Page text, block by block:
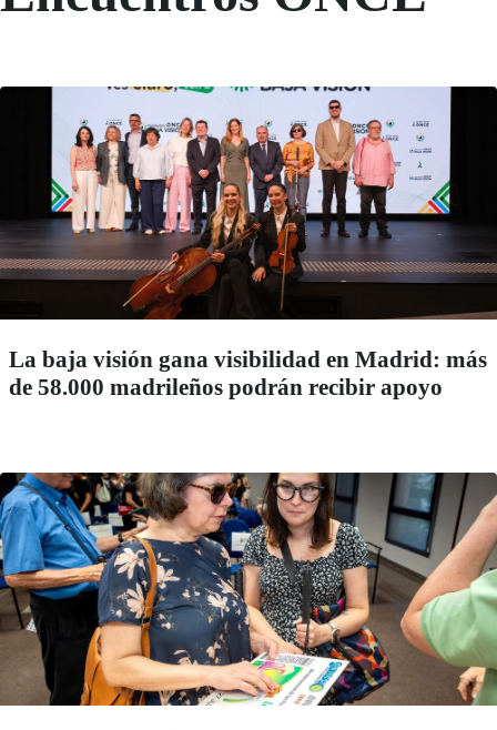
La baja visión gana visibilidad en Madrid: más
de 58.000 madrileños podrán recibir apoyo